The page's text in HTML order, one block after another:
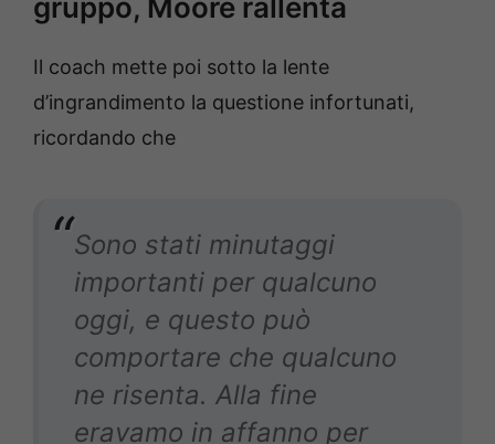
gruppo, Moore rallenta
Il coach mette poi sotto la lente
d’ingrandimento la questione infortunati,
ricordando che
Sono stati minutaggi
importanti per qualcuno
oggi, e questo può
comportare che qualcuno
ne risenta. Alla fine
eravamo in affanno per